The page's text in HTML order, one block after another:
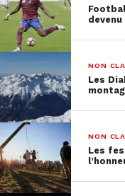
NON
Les
NON
Les